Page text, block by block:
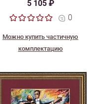
5 105 ₽
0
Можно купить частичную
комплектацию